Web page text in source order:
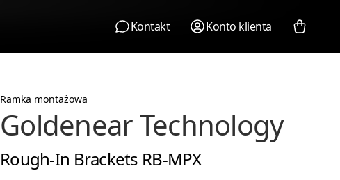
Kontakt Konto klienta
Ramka montażowa
Goldenear Technology
Rough-In Brackets RB-MPX